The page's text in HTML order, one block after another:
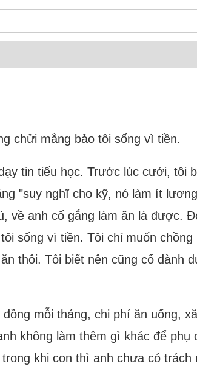
chửi mắng bảo tôi sống vì tiền.
tin tiểu học. Trước lúc cưới, tôi
"suy nghĩ cho kỹ, nó làm ít
về anh cố gắng làm ăn là được.
sống vì tiền. Tôi chỉ muốn
thôi. Tôi biết nên cũng cố dành
mỗi tháng, chi phí ăn uống,
không làm thêm gì khác để
khi con thì anh chưa có